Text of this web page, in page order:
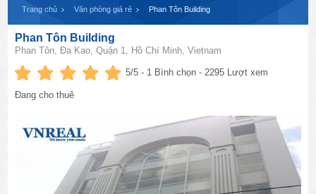
Trang chủ Văn phòng giá rẻ Phan Tôn Building
Phan Tôn Building
Phan Tôn, Đa Kao, Quận 1, Hồ Chí Minh, Vietnam
5/5 - 1 Bình chọn - 2295 Lượt xem
Đang cho thuê